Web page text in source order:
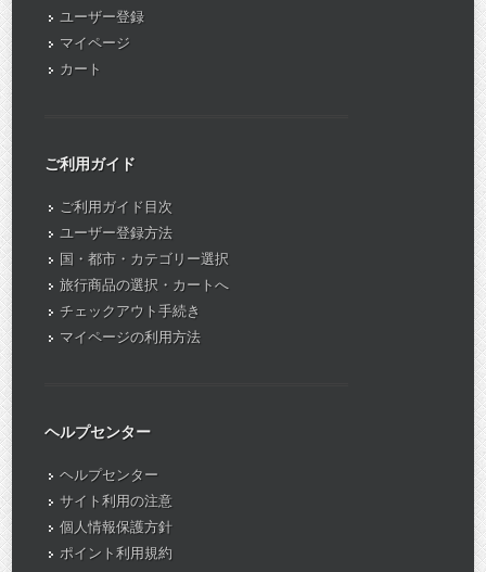
ユーザー登録
マイページ
カート
ご利用ガイド
ご利用ガイド目次
ユーザー登録方法
国・都市・カテゴリー選択
旅行商品の選択・カートへ
チェックアウト手続き
マイページの利用方法
ヘルプセンター
ヘルプセンター
サイト利用の注意
個人情報保護方針
ポイント利用規約